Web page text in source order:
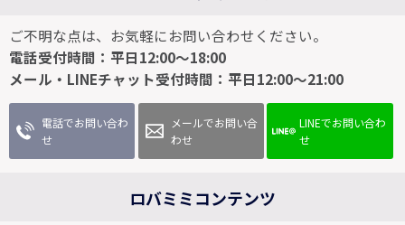
ご不明な点は、お気軽にお問い合わせください。
電話受付時間：平日12:00～18:00
メール・LINEチャット受付時間：平日12:00～21:00
電話でお問い合わ
せ
メールでお問い合
わせ
LINEでお問い合わ
せ
ロバミミコンテンツ